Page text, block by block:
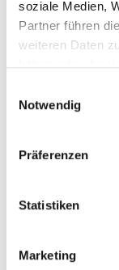
soziale Medien,
Partner führen
weiteren Daten
Notwendig
Präferenzen
Statistiken
Marketing
von
über KI-
aktuelle
über die
über den